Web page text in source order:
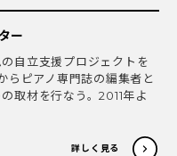
ー
自立支援プロジェクトを
らピアノ専門誌の編集者と
取材を行なう。2011年よ
詳しく見る